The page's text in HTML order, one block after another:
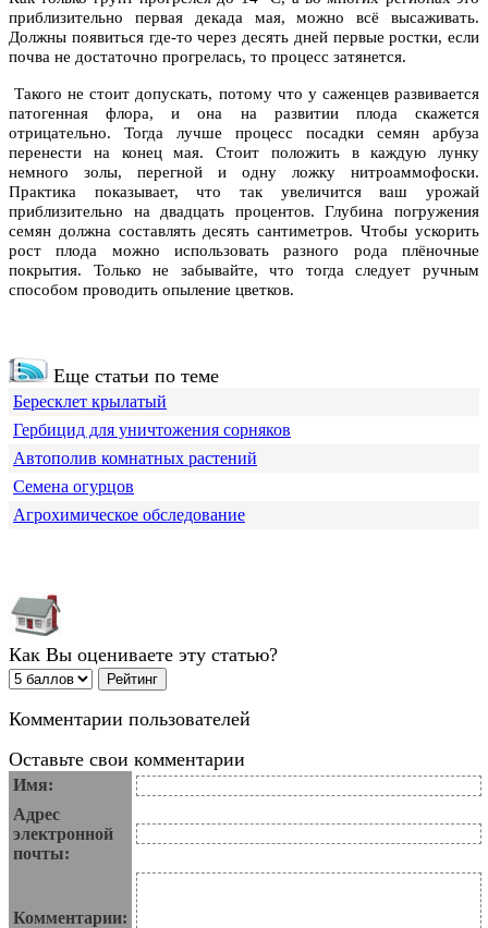
приблизительно первая декада мая, можно всё высаживать.
Должны появиться где-то через десять дней первые ростки, если
почва не достаточно прогрелась, то процесс затянется.
Такого не стоит допускать, потому что у саженцев развивается
патогенная флора, и она на развитии плода скажется
отрицательно. Тогда лучше процесс посадки семян арбуза
перенести на конец мая. Стоит положить в каждую лунку
немного золы, перегной и одну ложку нитроаммофоски.
Практика показывает, что так увеличится ваш урожай
приблизительно на двадцать процентов. Глубина погружения
семян должна составлять десять сантиметров. Чтобы ускорить
рост плода можно использовать разного рода плёночные
покрытия. Только не забывайте, что тогда следует ручным
способом проводить опыление цветков.
Еще статьи по теме
Бересклет крылатый
Гербицид для уничтожения сорняков
Автополив комнатных растений
Семена огурцов
Агрохимическое обследование
Как Вы оцениваете эту статью?
Комментарии пользователей
Оставьте свои комментарии
Имя:
Адрес
электронной
почты:
Комментарии: